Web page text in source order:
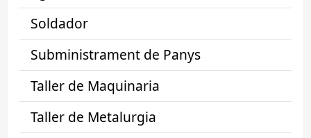
Soldador
Subministrament de Panys
Taller de Maquinaria
Taller de Metalurgia